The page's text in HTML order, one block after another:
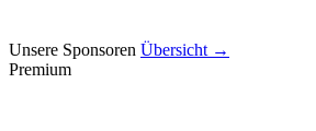
Unsere Sponsoren Übersicht →
Premium